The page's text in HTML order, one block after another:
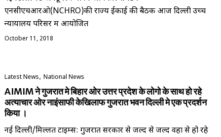
एनसीएचआरओ(NCHRO)की राज्य ईकाई की बैठक आज दिल्ली उच्च
न्यायालय परिसर में आयोजित
October 11, 2018
Latest News, National News
AIMIM ने गुजरात मे बिहार ओर उत्तर प्रदेश के लोगो के साथ हो रहे
अत्याचार ओर नाइंसाफी केखिलाफ गुजरात भवन दिल्ली मे एक प्रदर्शन
किया ।
नई दिल्ली/मिल्लत टाइम्स: गुजरात सरकार से जल्द से जल्द वहा से हो रहे